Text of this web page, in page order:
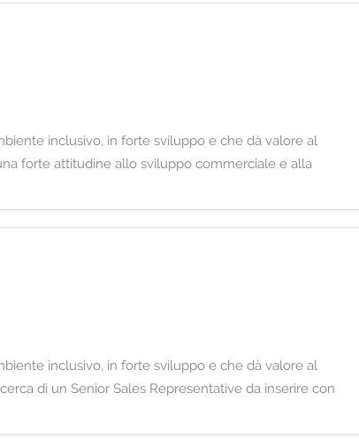
inclusivo, in forte sviluppo e che dà valore al
forte attitudine allo sviluppo commerciale e alla
inclusivo, in forte sviluppo e che dà valore al
di un Senior Sales Representative da inserire con